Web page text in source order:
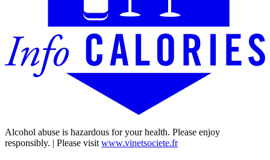
Alcohol abuse is hazardous for your health. Please enjoy
responsibly. | Please visit www.vinetsociete.fr